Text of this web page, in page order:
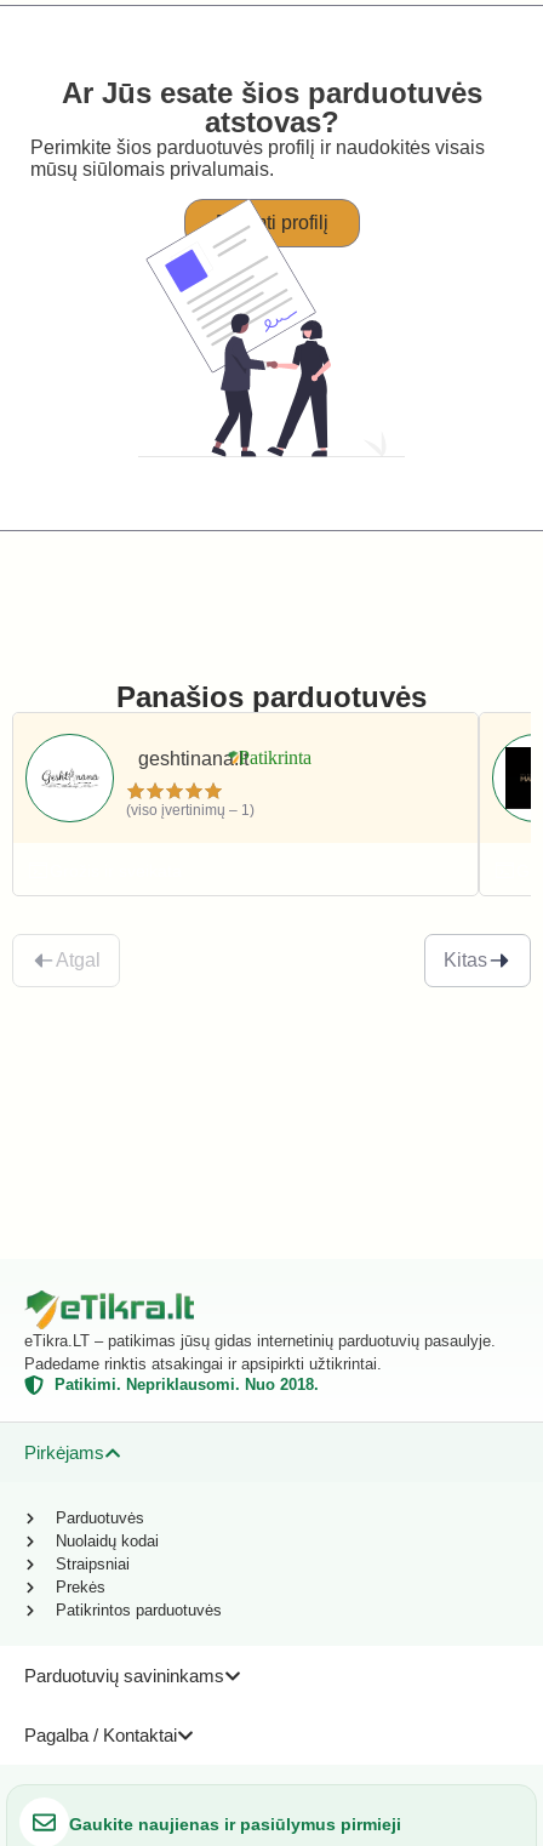
Ar Jūs esate šios parduotuvės
atstovas?
Perimkite šios parduotuvės profilį ir naudokitės visais
mūsų siūlomais privalumais.
Perimti profilį
Panašios parduotuvės
geshtinana.lt
(viso įvertinimų – 1)
Atgal Kitas
eTikra.LT – patikimas jūsų gidas internetinių parduotuvių pasaulyje.
Padedame rinktis atsakingai ir apsipirkti užtikrintai.
Patikimi. Nepriklausomi. Nuo 2018.
Pirkėjams
Parduotuvių savininkams
Pagalba / Kontaktai
Parduotuvės
Nuolaidų kodai
Straipsniai
Prekės
Patikrintos parduotuvės
Gaukite naujienas ir pasiūlymus pirmieji